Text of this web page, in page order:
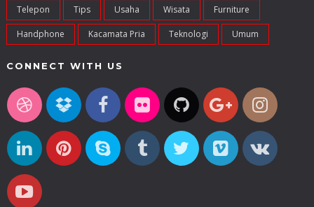
Telepon Tips Usaha Wisata Furniture
Handphone Kacamata Pria Teknologi Umum
CONNECT WITH US